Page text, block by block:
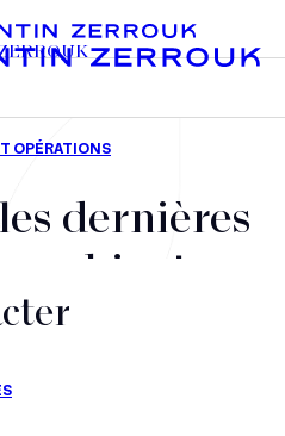
stratégiques
dernières
cabinet,
et nos
jour après